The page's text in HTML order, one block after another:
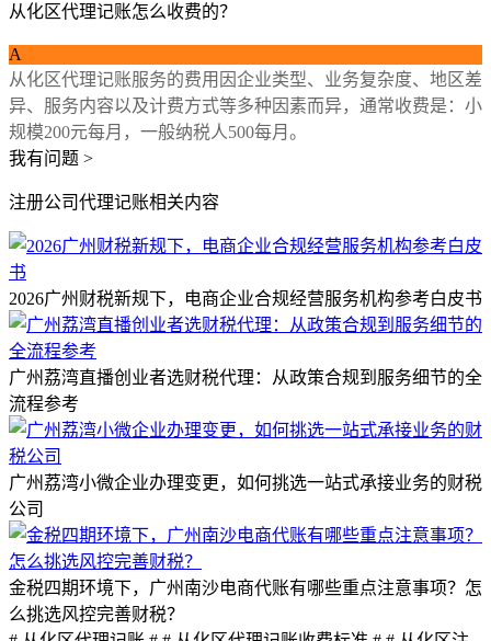
从化区代理记账怎么收费的？
A
从化区代理记账服务的费用因企业类型、业务复杂度、地区差
异、服务内容以及计费方式等多种因素而异，通常收费是：小
规模200元每月，一般纳税人500每月。
我有问题 >
注册公司代理记账相关内容
2026广州财税新规下，电商企业合规经营服务机构参考白皮书
广州荔湾直播创业者选财税代理：从政策合规到服务细节的全
流程参考
广州荔湾小微企业办理变更，如何挑选一站式承接业务的财税
公司
金税四期环境下，广州南沙电商代账有哪些重点注意事项？怎
么挑选风控完善财税？